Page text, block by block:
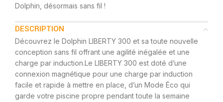
Dolphin, désormais sans fil !
DESCRIPTION
Découvrez le Dolphin LIBERTY 300 et sa toute nouvelle
conception sans fil offrant une agilité inégalée et une
charge par induction.Le LIBERTY 300 est doté d’une
connexion magnétique pour une charge par induction
facile et rapide à mettre en place, d’un Mode Éco qui
garde votre piscine propre pendant toute la semaine